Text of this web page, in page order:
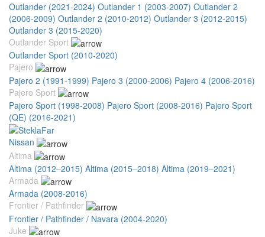
Outlander (2021-2024) Outlander 1 (2003-2007) Outlander 2
(2006-2009) Outlander 2 (2010-2012) Outlander 3 (2012-2015)
Outlander 3 (2015-2020)
Outlander Sport
Outlander Sport (2010-2020)
Pajero
Pajero 2 (1991-1999) Pajero 3 (2000-2006) Pajero 4 (2006-2016)
Pajero Sport
Pajero Sport (1998-2008) Pajero Sport (2008-2016) Pajero Sport
(QE) (2016-2021)
Nissan
Altima
Altima (2012–2015) Altima (2015–2018) Altima (2019–2021)
Armada
Armada (2008-2016)
Frontier / Pathfinder
Frontier / Pathfinder / Navara (2004-2020)
Juke